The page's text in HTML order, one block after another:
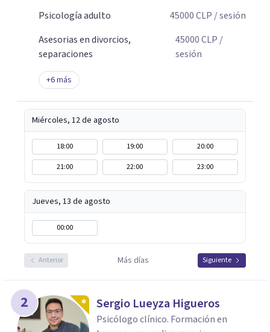
Psicología adulto
45000CLP / sesión
Asesorias en divorcios,
separaciones
45000 CLP /
sesión
+6más
Miércoles, 12 de agosto
18:00 19:00
20:00
21:00
22:00 23:00
Jueves, 13 de agosto
00:00
Anterior Más días Siguiente
2 Sergio Lueyza Higueros
Psicólogo clínico. Formación en